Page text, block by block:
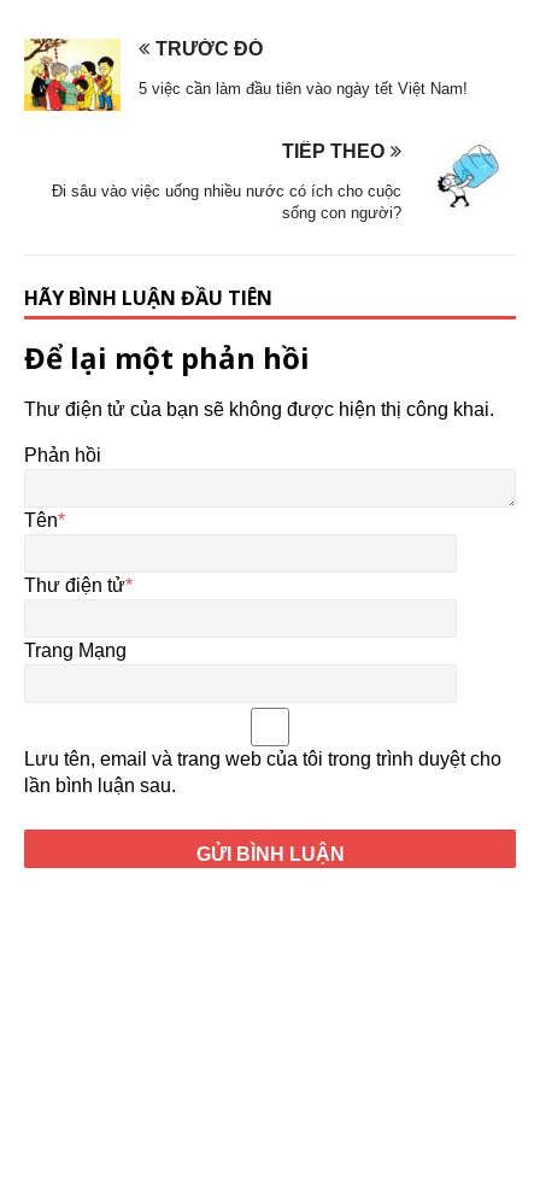
TRƯỚC ĐÓ
5 việc cần làm đầu tiên vào ngày tết Việt Nam!
TIẾP THEO
Đi sâu vào việc uống nhiều nước có ích cho cuộc
sống con người?
HÃY BÌNH LUẬN ĐẦU TIÊN
Để lại một phản hồi
Thư điện tử của bạn sẽ không được hiện thị công khai.
Phản hồi
Tên*
Thư điện tử*
Trang Mạng
Lưu tên, email và trang web của tôi trong trình duyệt cho
lần bình luận sau.